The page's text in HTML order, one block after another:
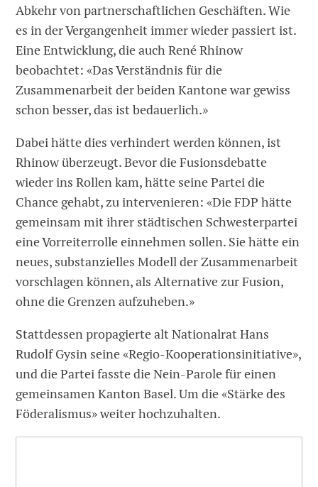
Abkehr von partnerschaftlichen Geschäften. Wie
es in der Vergangenheit immer wieder passiert ist.
Eine Entwicklung, die auch René Rhinow
beobachtet: «Das Verständnis für die
Zusammenarbeit der beiden Kantone war gewiss
schon besser, das ist bedauerlich.»
Dabei hätte dies verhindert werden können, ist
Rhinow überzeugt. Bevor die Fusionsdebatte
wieder ins Rollen kam, hätte seine Partei die
Chance gehabt, zu intervenieren: «Die FDP hätte
gemeinsam mit ihrer städtischen Schwesterpartei
eine Vorreiterrolle einnehmen sollen. Sie hätte ein
neues, substanzielles Modell der Zusammenarbeit
vorschlagen können, als Alternative zur Fusion,
ohne die Grenzen aufzuheben.»
Stattdessen propagierte alt Nationalrat Hans
Rudolf Gysin seine «Regio-Kooperationsinitiative»,
und die Partei fasste die Nein-Parole für einen
gemeinsamen Kanton Basel. Um die «Stärke des
Föderalismus» weiter hochzuhalten.